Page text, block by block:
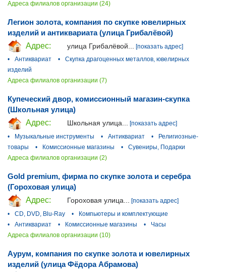
Адреса филиалов организации (24)
Легион золота, компания по скупке ювелирных
изделий и антиквариата (улица Грибалёвой)
Адрес:
улица Грибалёвой...
[показать адрес]
•
Антиквариат •
Скупка драгоценных металлов, ювелирных
изделий
Адреса филиалов организации (7)
Купеческий двор, комиссионный магазин-скупка
(Школьная улица)
Адрес:
Школьная улица... [показать адрес]
•
Музыкальные инструменты • Антиквариат •
Религиозные-
товары
• Комиссионные магазины •
Сувениры, Подарки
Адреса филиалов организации (2)
Gold premium, фирма по скупке золота и серебра
(Гороховая улица)
Адрес:
Гороховая улица...
[показать адрес]
•
CD, DVD, Blu-Ray •
Компьютеры и комплектующие
•
Антиквариат • Комиссионные магазины •
Часы
Адреса филиалов организации (10)
Аурум, компания по скупке золота и ювелирных
изделий (улица Фёдора Абрамова)